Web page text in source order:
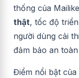
thống của
thật, tốc độ
người dùng cải
đảm bảo an
Điểm nổi bật của